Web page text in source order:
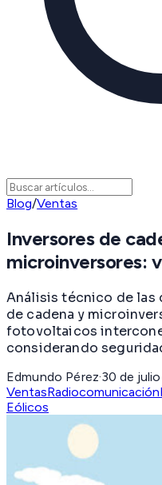
Blog/Ventas
Inversores de
microinversores:
Análisis técnico de las
de cadena y
fotovoltaicos
considerando
Edmundo Pérez·30 de
VentasRadiocomunicación
Eólicos